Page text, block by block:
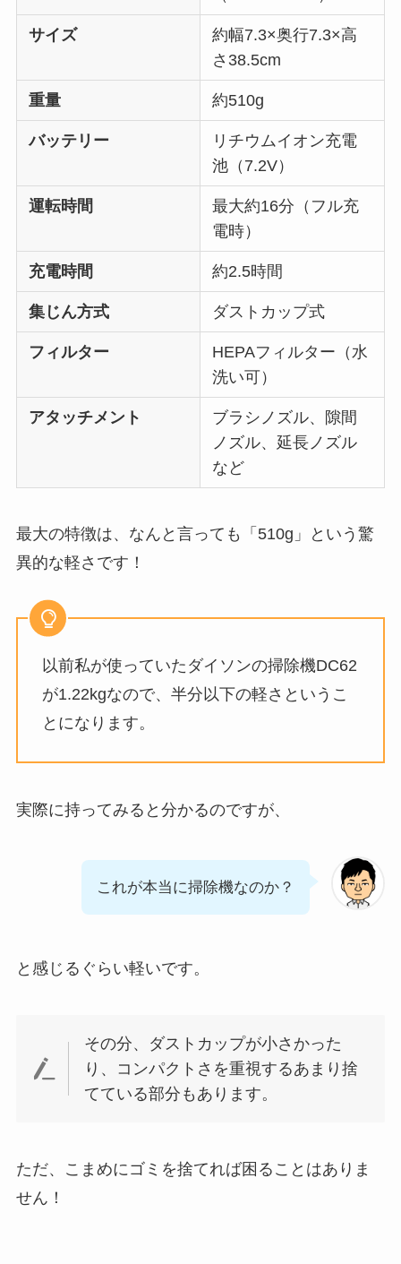
サイズ
約幅7.3×奥行7.3×高
さ38.5cm
重量 約510g
バッテリー
リチウムイオン充電
池（7.2V）
運転時間
最大約16分（フル充
電時）
充電時間 約2.5時間
集じん方式 ダストカップ式
フィルター
HEPAフィルター（水
洗い可）
アタッチメント
ブラシノズル、隙間
ノズル、延長ノズル
など
最大の特徴は、なんと言っても「510g」という驚
異的な軽さです！
以前私が使っていたダイソンの掃除機DC62
が1.22kgなので、半分以下の軽さというこ
とになります。
実際に持ってみると分かるのですが、
これが本当に掃除機なのか？
と感じるぐらい軽いです。
その分、ダストカップが小さかった
り、コンパクトさを重視するあまり捨
てている部分もあります。
ただ、こまめにゴミを捨てれば困ることはありま
せん！